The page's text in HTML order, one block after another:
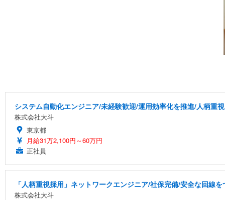
システム自動化エンジニア/未経験歓迎/運用効率化を推進/人柄重視
株式会社大斗
東京都
月給31万2,100円～60万円
正社員
「人柄重視採用」ネットワークエンジニア/社保完備/安全な回線を
株式会社大斗